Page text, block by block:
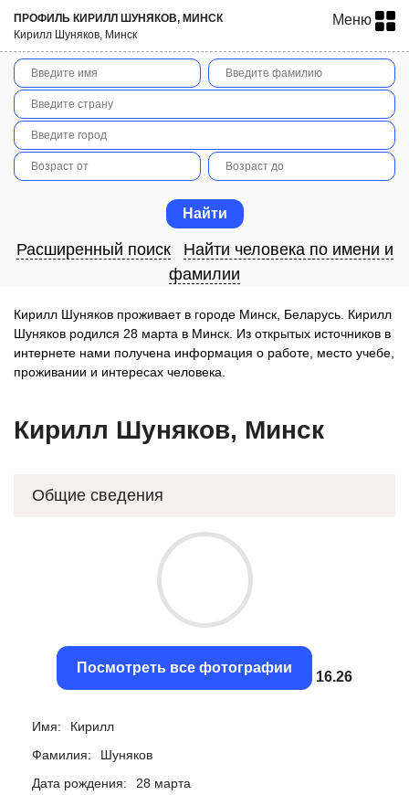
ПРОФИЛЬ КИРИЛЛ ШУНЯКОВ, МИНСК
Кирилл Шуняков, Минск
Меню
Расширенный поиск
Найти человека по имени и
фамилии
Кирилл Шуняков проживает в городе Минск, Беларусь. Кирилл
Шуняков родился 28 марта в Минск. Из открытых источников в
интернете нами получена информация о работе, место учебе,
проживании и интересах человека.
Кирилл Шуняков, Минск
Общие сведения
Посмотреть все фотографии
15.98
Имя:
Кирилл
Фамилия:
Шуняков
Дата рождения:
28 марта